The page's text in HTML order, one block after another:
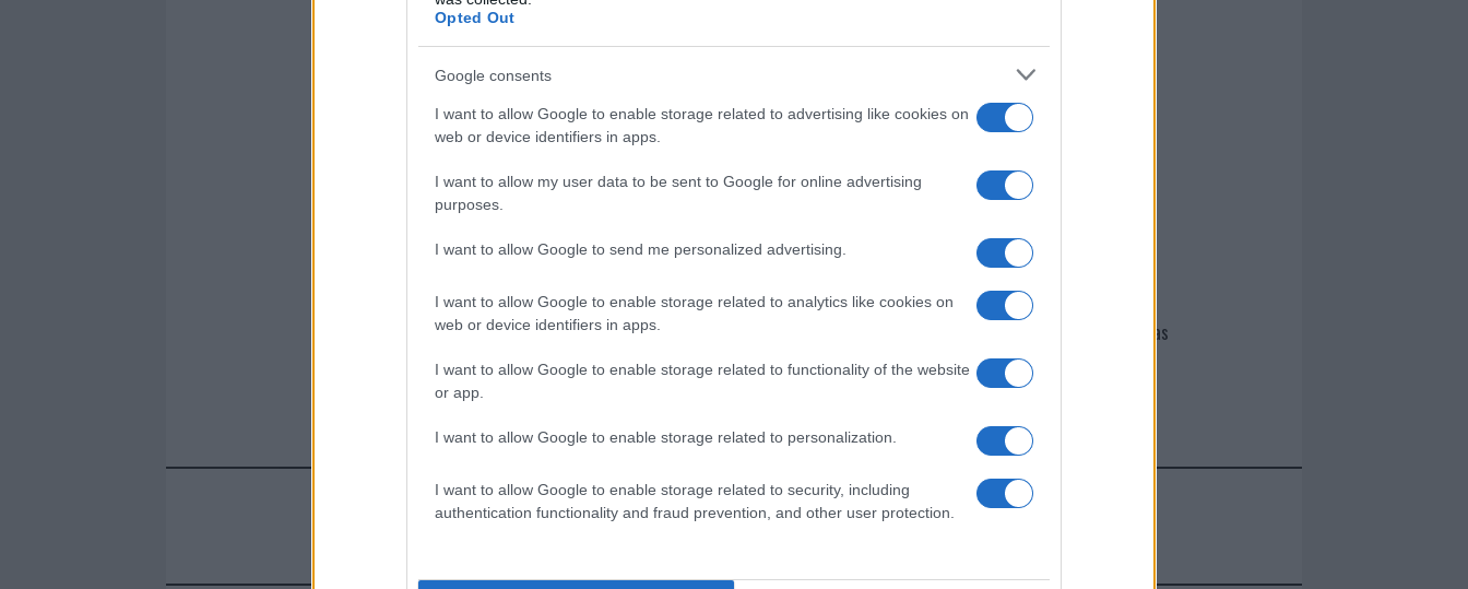
Opted Out
Google consents
I want to allow Google to enable storage related to advertising like cookies on
web or device identifiers in apps.
I want to allow my user data to be sent to Google for online advertising
purposes.
I want to allow Google to send me personalized advertising.
I want to allow Google to enable storage related to analytics like cookies on
web or device identifiers in apps.
I want to allow Google to enable storage related to functionality of the website
or app.
I want to allow Google to enable storage related to personalization.
I want to allow Google to enable storage related to security, including
authentication functionality and fraud prevention, and other user protection.
I nostri cari
I nostri cari
Giovannimaria Cabras
Invia un Comunicato Stampa|Pubblicità|Segnala